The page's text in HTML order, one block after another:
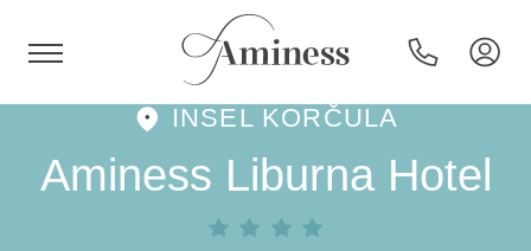
HR
INSEL KORČULA
Aminess Liburna Hotel